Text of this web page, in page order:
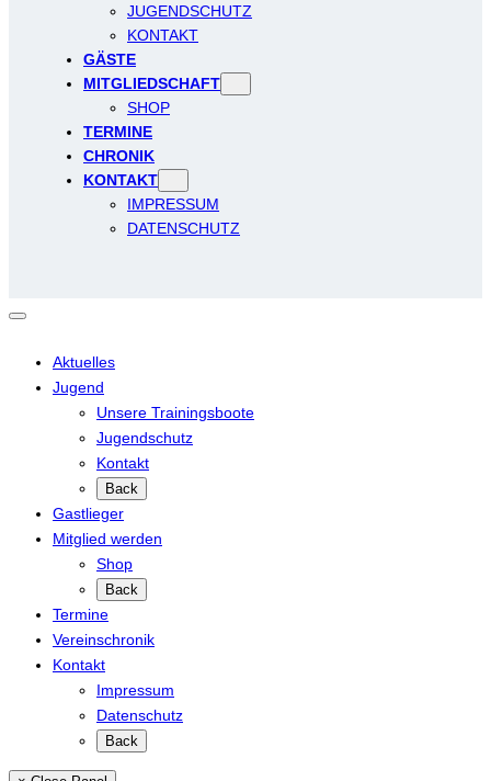
JUGENDSCHUTZ
KONTAKT
GÄSTE
MITGLIEDSCHAFT
SHOP
TERMINE
CHRONIK
KONTAKT
IMPRESSUM
DATENSCHUTZ
Aktuelles
Jugend
Unsere Trainingsboote
Jugendschutz
Kontakt
Back
Gastlieger
Mitglied werden
Shop
Back
Termine
Vereinschronik
Kontakt
Impressum
Datenschutz
Back